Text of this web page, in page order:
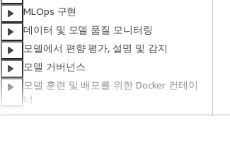
MLOps 구현
데이터 및 모델 품질 모니터링
모델에서 편향 평가, 설명 및 감지
모델 거버넌스
모델 훈련 및 배포를 위한 Docker 컨테이
너
Amazon SageMaker AI에서 보안 구성